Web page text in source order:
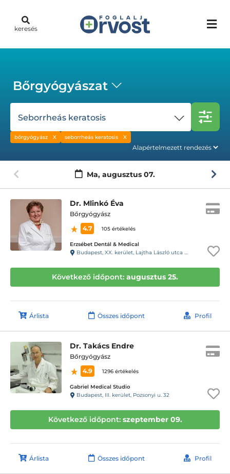
keresés
Bőrgyógyászat
Seborrheás keratosis
bőrgyógyász seborrheás keratosis
Ma, augusztus 07.
Dr. Mlinkó Éva
Bőrgyógyász
4.7
105 értékelés
Erzsébet Dentál & Medical
Budapest, XX. kerület, Lajtha László utca 24. földszint, 5-ös ajtó
Következő időpont: augusztus 25.
Árlista Összes időpont Profil
Dr. Takács Endre
Bőrgyógyász
4.9
1296 értékelés
Gabriel Medical Studio
Budapest, III. kerület, Pozsonyi u. 32
Következő időpont: szeptember 09.
Árlista Összes időpont Profil